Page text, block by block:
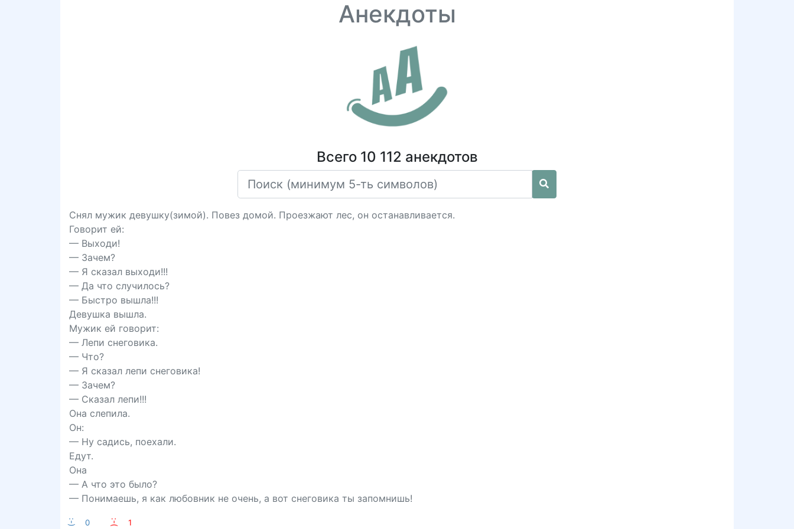
Анекдоты
Всего 10 112 анекдотов
Снял мужик девушку(зимой). Повез домой. Проезжают лес, он останавливается.
Говорит ей:
— Выходи!
— Зачем?
— Я сказал выходи!!!
— Да что случилось?
— Быстро вышла!!!
Девушка вышла.
Мужик ей говорит:
— Лепи снеговика.
— Что?
— Я сказал лепи снеговика!
— Зачем?
— Сказал лепи!!!
Она слепила.
Он:
— Ну садись, поехали.
Едут.
Она
— А что это было?
— Понимаешь, я как любовник не очень, а вот снеговика ты запомнишь!
:-) 0 :-( 1